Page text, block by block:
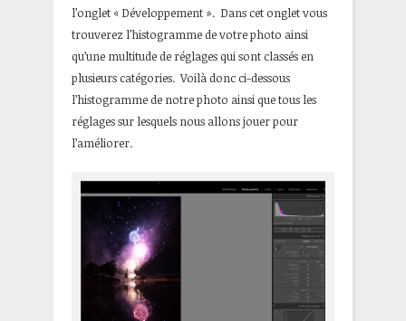
l’onglet « Développement ». Dans cet onglet vous
trouverez l’histogramme de votre photo ainsi
qu’une multitude de réglages qui sont classés en
plusieurs catégories. Voilà donc ci-dessous
l’histogramme de notre photo ainsi que tous les
réglages sur lesquels nous allons jouer pour
l’améliorer.